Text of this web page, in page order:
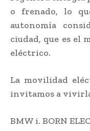
o frenado, lo
autonomía
ciudad, que es el
eléctrico.
La movilidad
invitamos a
BMW i. BORN